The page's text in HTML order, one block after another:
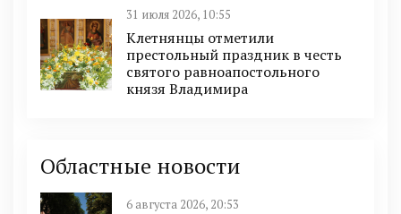
31 июля 2026, 10:55
Клетнянцы отметили
престольный праздник в честь
святого равноапостольного
князя Владимира
Областные новости
6 августа 2026, 20:53